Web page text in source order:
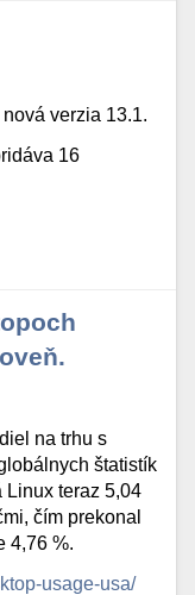
verzia 13.1.
16
na trhu s
štatistík
Linux teraz 5,04
čím prekonal
4,76 %.
usage-usa/